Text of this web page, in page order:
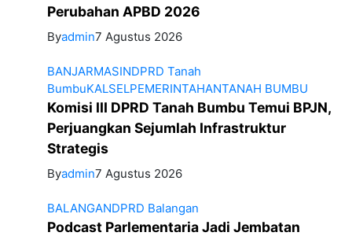
Perubahan APBD 2026
Byadmin7 Agustus 2026
BANJARMASINDPRD Tanah
BumbuKALSELPEMERINTAHANTANAH BUMBU
Komisi III DPRD Tanah Bumbu Temui BPJN,
Perjuangkan Sejumlah Infrastruktur
Strategis
Byadmin7 Agustus 2026
BALANGANDPRD Balangan
Podcast Parlementaria Jadi Jembatan